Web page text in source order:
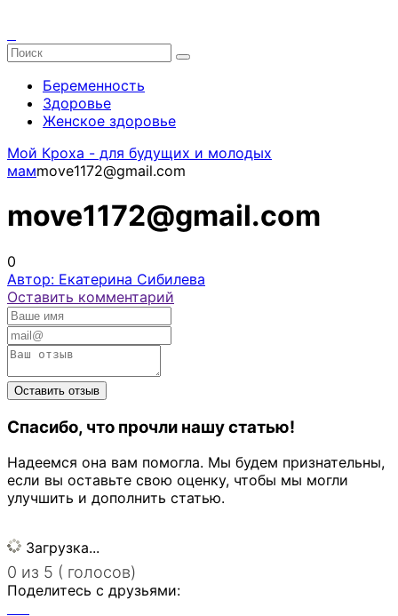
Беременность
Здоровье
Женское здоровье
Мой Кроха - для будущих и молодых
мамmove1172@gmail.com
move1172@gmail.com
0
Автор: Екатерина Сибилева
Оставить комментарий
Спасибо, что прочли нашу статью!
Надеемся она вам помогла. Мы будем признательны,
если вы оставьте свою оценку, чтобы мы могли
улучшить и дополнить статью.
Загрузка...
0 из 5 ( голосов)
Поделитесь с друзьями: